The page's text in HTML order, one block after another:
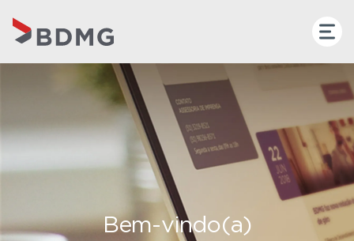
Bem-vindo(a)